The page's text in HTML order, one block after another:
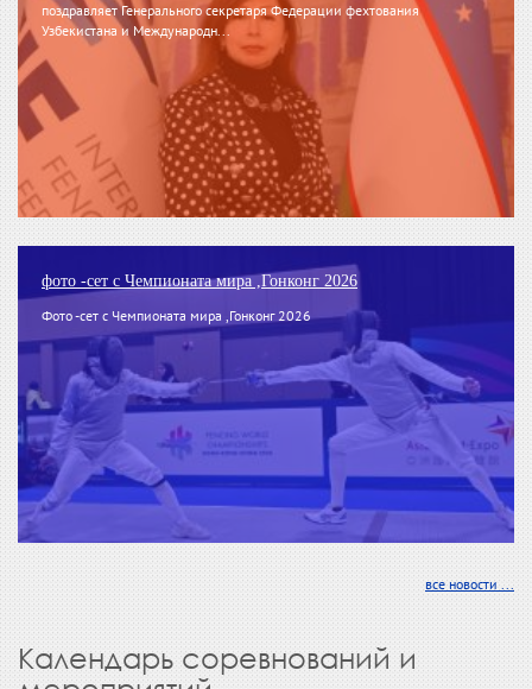
поздравляет Генерального секретаря Федерации фехтования
Узбекистана и Международн...
фото -сет с Чемпионата мира ,Гонконг 2026
Фото -сет с Чемпионата мира ,Гонконг 2026
все новости ...
Календарь соревнований и